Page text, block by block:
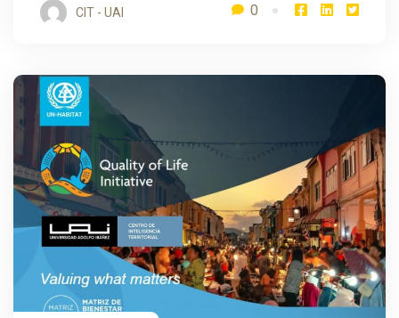
CIT - UAI 0